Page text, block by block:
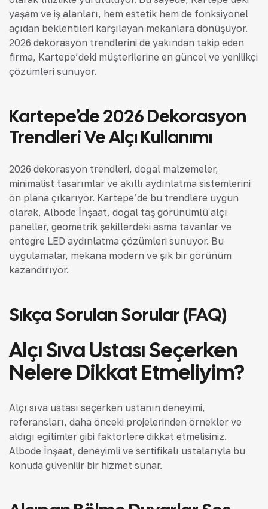
yaşam ve iş alanları, hem estetik hem de fonksiyonel
açıdan beklentileri karşılayan mekanlara dönüşüyor.
2026 dekorasyon trendlerini de yakından takip eden
firma, Kartepe’deki müşterilerine en güncel ve yenilikçi
çözümleri sunuyor.
Kartepe’de 2026 Dekorasyon
Trendleri Ve Alçı Kullanımı
2026 dekorasyon trendleri, doğal malzemeler,
minimalist tasarımlar ve akıllı aydınlatma sistemlerini
ön plana çıkarıyor. Kartepe’de bu trendlere uygun
olarak, Albode İnşaat, doğal taş görünümlü alçı
paneller, geometrik şekillerdeki asma tavanlar ve
entegre LED aydınlatma çözümleri sunuyor. Bu
uygulamalar, mekana modern ve şık bir görünüm
kazandırıyor.
Sıkça Sorulan Sorular (FAQ)
Alçı Sıva Ustası Seçerken
Nelere Dikkat Etmeliyim?
Alçı sıva ustası seçerken ustanın deneyimi,
referansları, daha önceki projelerinden örnekler ve
aldığı eğitimler gibi faktörlere dikkat etmelisiniz.
Albode İnşaat, deneyimli ve sertifikalı ustalarıyla bu
konuda güvenilir bir hizmet sunar.